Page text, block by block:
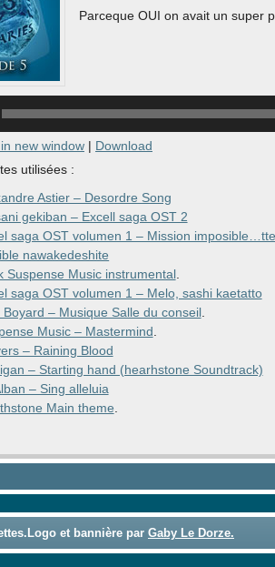
Parceque OUI on avait un super
new window | Download
utilisées :
Astier – Desordre Song
gekiban – Excell saga OST 2
saga OST volumen 1 – Mission
nawakedeshite
Suspense Music instrumental.
saga OST volumen 1 – Melo, sashi kaetatto
Boyard – Musique Salle du conseil.
Music – Mastermind
– Raining Blood
– Starting hand (hearhstone Soundtrack)
– Sing alleluia
Main theme
et bannière par Gaby Le Dorze.